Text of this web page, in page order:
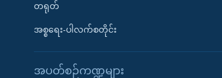
တရုတ်
အစ္စရေး-ပါလက်စတိုင်း
အပတ်စဉ်ကဏ္ဍများ